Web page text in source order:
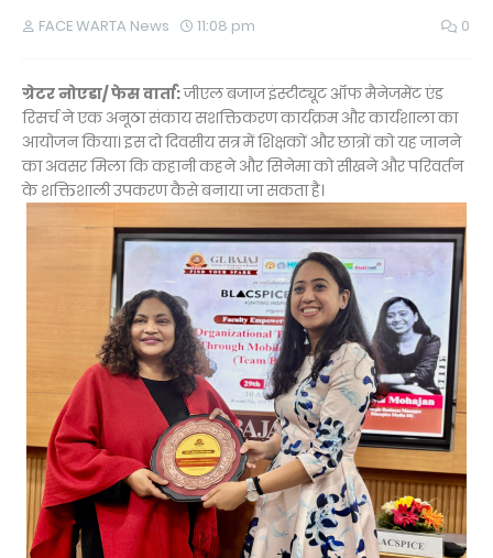
FACE WARTA News 11:08 pm 0
ग्रेटर नोएडा/ फेस वार्ता:जीएल बजाज इंस्टीट्यूट ऑफ मैनेजमेंट एंड
रिसर्च ने एक अनूठा संकाय सशक्तिकरण कार्यक्रम और कार्यशाला का
आयोजन किया। इस दो दिवसीय सत्र में शिक्षकों और छात्रों को यह जानने
का अवसर मिला कि कहानी कहने और सिनेमा को सीखने और परिवर्तन
के शक्तिशाली उपकरण कैसे बनाया जा सकता है।